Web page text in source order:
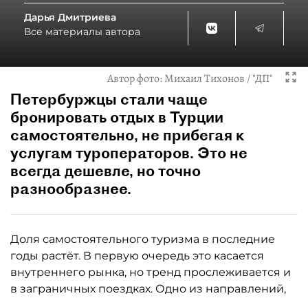
Дарья Дмитриева
Все материалы автора
Автор фото:Михаил Тихонов / "ДП"
Петербуржцы стали чаще
бронировать отдых в Турции
самостоятельно, не прибегая к
услугам туроператоров. Это не
всегда дешевле, но точно
разнообразнее.
Доля самостоятельного туризма в последние
годы растёт. В первую очередь это касается
внутреннего рынка, но тренд прослеживается и
в заграничных поездках. Одно из направлений,